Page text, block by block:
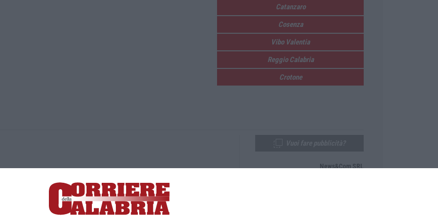
Catanzaro
Cosenza
Vibo Valentia
Reggio Calabria
Crotone
Lamezia Terme (CZ)
responsabile Paola Militano |Privacy
News&Com SRL